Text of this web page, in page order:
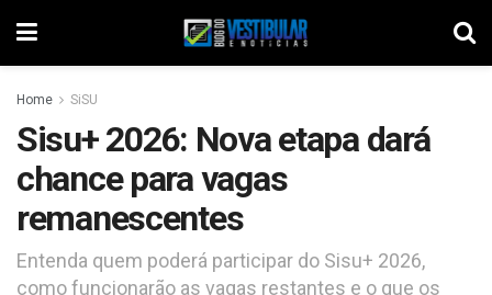
Home SiSU
Sisu+ 2026: Nova etapa dará
chance para vagas
remanescentes
Entenda quem poderá participar do Sisu+ 2026,
como funcionarão as vagas restantes e o que os